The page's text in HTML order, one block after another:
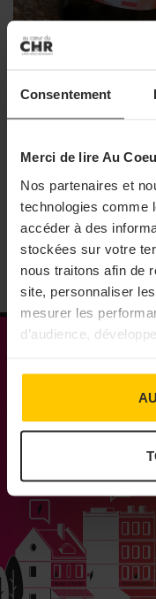
Consentement
Merci de lire Au
Nos partenaires et
technologies comme
accéder à des
stockées sur votre
nous traitons afin de
site, personnaliser
mesurer les
d’audience,
EthicDrinks
dédiées au CHR
La start-up
de Loire et Pour la
27/07/2026
Médias